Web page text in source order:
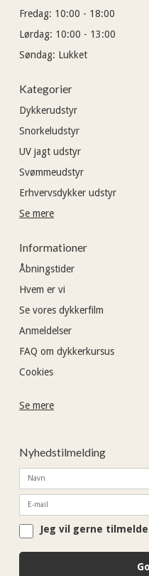
Fredag: 10:00 - 18:00
Lørdag: 10:00 - 13:00
Søndag: Lukket
Kategorier
Dykkerudstyr
Snorkeludstyr
UV jagt udstyr
Svømmeudstyr
Erhvervsdykker udstyr
Se mere
Informationer
Åbningstider
Hvem er vi
Se vores dykkerfilm
Anmeldelser
FAQ om dykkerkursus
Cookies
Se mere
Nyhedstilmelding
Jeg vil gerne